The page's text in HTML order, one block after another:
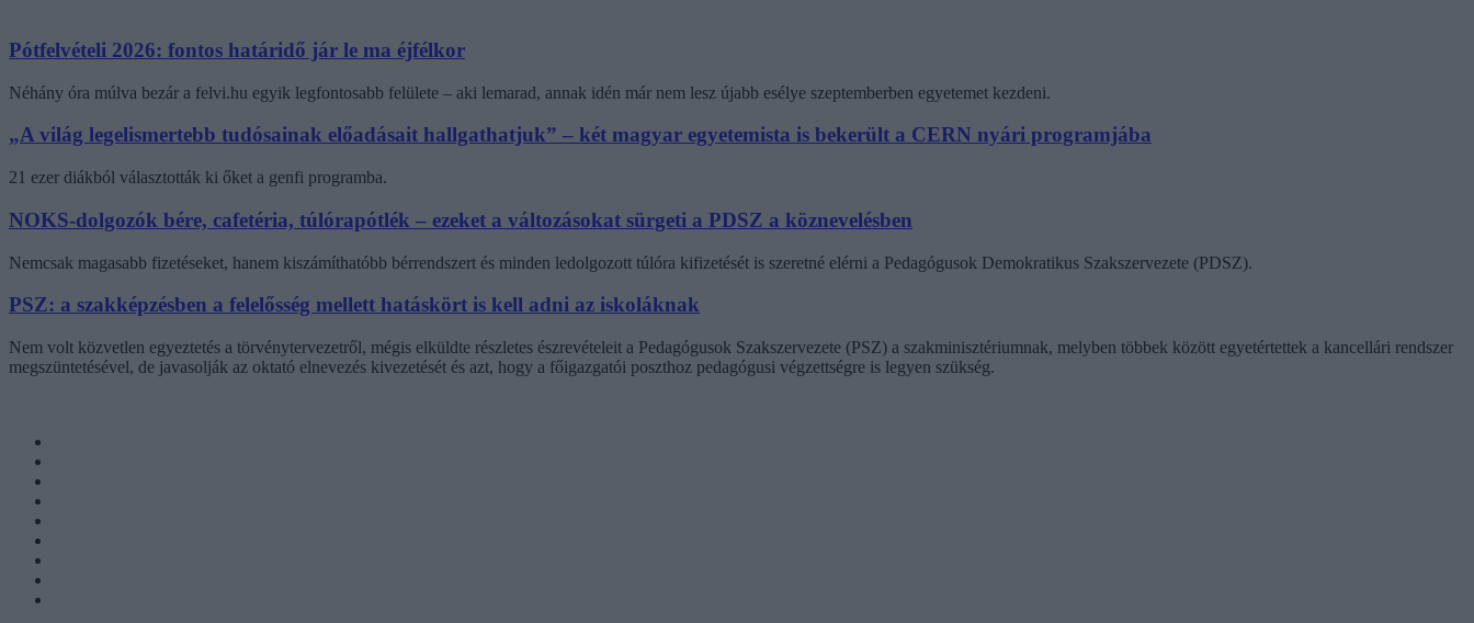
Pótfelvételi 2026: fontos határidő jár le ma éjfélkor
Néhány óra múlva bezár a felvi.hu egyik legfontosabb felülete – aki lemarad, annak idén már nem lesz újabb esélye szeptemberben egyetemet kezdeni.
„A világ legelismertebb tudósainak előadásait hallgathatjuk” – két magyar egyetemista is bekerült a CERN nyári programjába
21 ezer diákból választották ki őket a genfi programba.
NOKS-dolgozók bére, cafetéria, túlórapótlék – ezeket a változásokat sürgeti a PDSZ a köznevelésben
Nemcsak magasabb fizetéseket, hanem kiszámíthatóbb bérrendszert és minden ledolgozott túlóra kifizetését is szeretné elérni a Pedagógusok Demokratikus Szakszervezete (PDSZ).
PSZ: a szakképzésben a felelősség mellett hatáskört is kell adni az iskoláknak
Nem volt közvetlen egyeztetés a törvénytervezetről, mégis elküldte részletes észrevételeit a Pedagógusok Szakszervezete (PSZ) a szakminisztériumnak, melyben többek között egyetértettek a kancellári rendszer
megszüntetésével, de javasolják az oktató elnevezés kivezetését és azt, hogy a főigazgatói poszthoz pedagógusi végzettségre is legyen szükség.